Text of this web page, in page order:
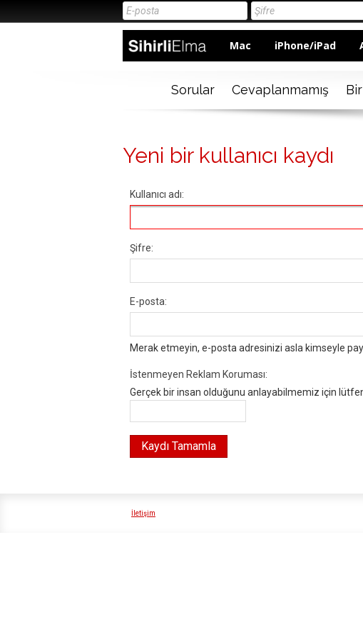
Mac iPhone/iPad
Sorular Cevaplanmamış
Yeni bir kullanıcı kaydı
Kullanıcı adı:
Şifre:
E-posta:
Merak etmeyin, e-posta adresinizi asla kimseyle
İstenmeyen Reklam Koruması:
Gerçek bir insan olduğunu anlayabilmemiz için lütfen
İletişim